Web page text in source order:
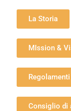
La Storia
MIssion &
Consiglio di